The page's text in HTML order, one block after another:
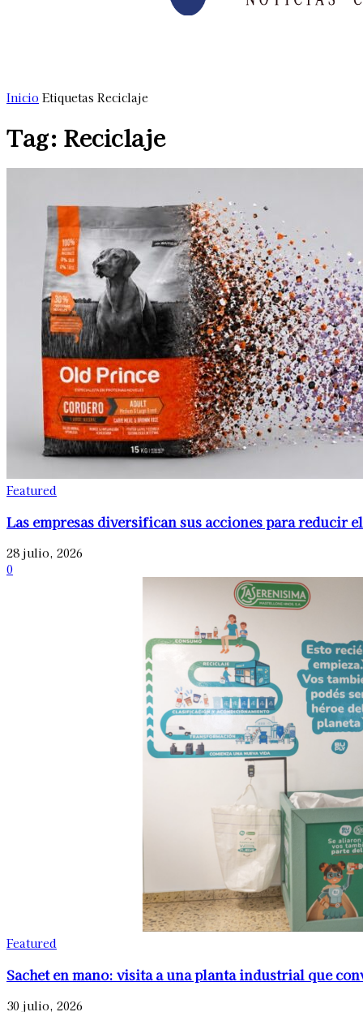
Inicio Etiquetas Reciclaje
Tag: Reciclaje
Featured
Las empresas diversifican sus acciones para reducir
28 julio, 2026
0
Featured
Sachet en mano: visita a una planta industrial que
30 julio, 2026